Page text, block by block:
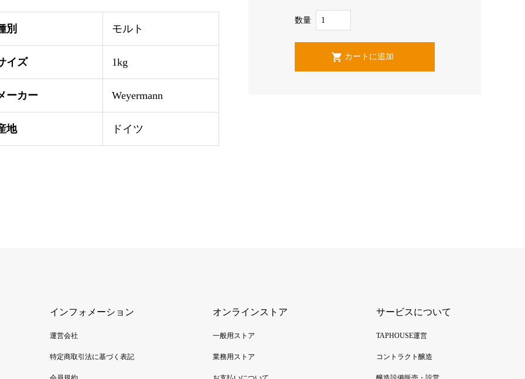
別 モルト
イズ 1kg
ーカー Weyermann
地 ドイツ
数量
インフォメーション
運営会社
特定商取引法に基づく表記
オンラインストア
一般用ストア
業務用ストア
サービスについて
TAPHOUSE運営
コントラクト醸造